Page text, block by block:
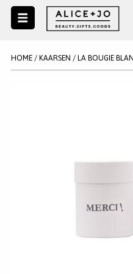
MAKE UP ACCESSOIRES
HOME/ KAARSEN / LA BOUGIE